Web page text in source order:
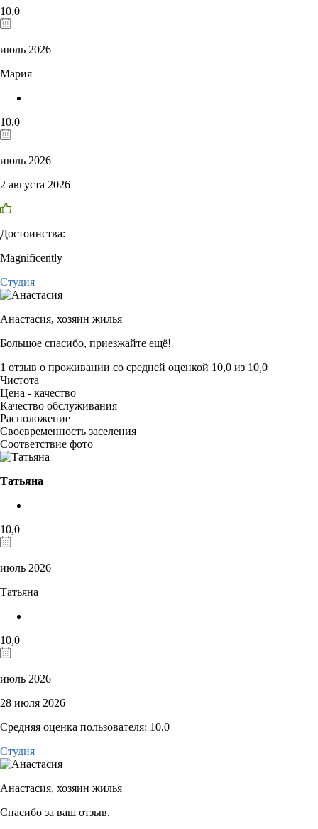
10,0
июль 2026
Мария
10,0
июль 2026
2 августа 2026
Достоинства:
Magnificently
Студия
Анастасия, хозяин жилья
Большое спасибо, приезжайте ещё!
1 отзыв о проживании со средней оценкой 10,0 из 10,0
Чистота
Цена - качество
Качество обслуживания
Расположение
Своевременность заселения
Соответствие фото
Татьяна
10,0
июль 2026
Татьяна
10,0
июль 2026
28 июля 2026
Средняя оценка пользователя: 10,0
Студия
Анастасия, хозяин жилья
Спасибо за ваш отзыв.